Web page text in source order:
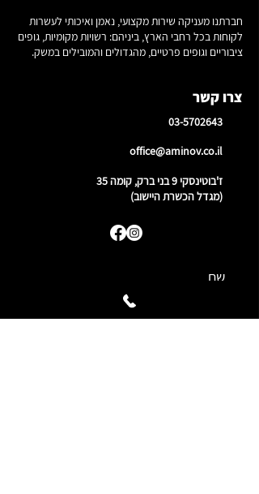
חברתנו מעניקה שירות מקצועי, נאמן ואיכותי לעשרות
לקוחות בכל רחבי הארץ, ביניהם: רשויות מקומיות, גופים
ציבוריים וגופים פרטיים, מהגדולים והמובילים במשק.
צרו קשר
03-5702643
office@aminov.co.il
ז'בוטינסקי 9 בני ברק, קומה 35
(מגדל הכשרת היישוב)